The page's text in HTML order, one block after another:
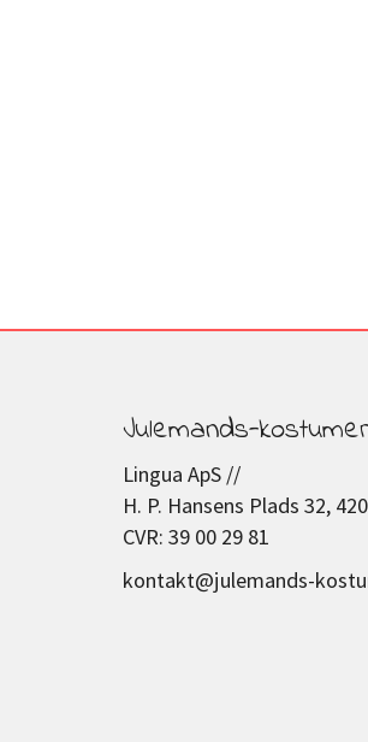
Julemands-kostumer
Lingua ApS //
H. P. Hansens Plads 32,
CVR: 39 00 29 81
kontakt@julemands-